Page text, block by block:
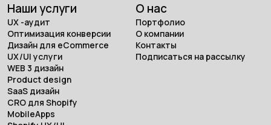
Наши услуги
UX -аудит
Оптимизация конверсии
Дизайн для eCommerce
UX/UI услуги
WEB 3 дизайн
Product design
SaaS дизайн
CRO для Shopify
MobileApps
О нас
Портфолио
О компании
Контакты
Подписаться на рассылку